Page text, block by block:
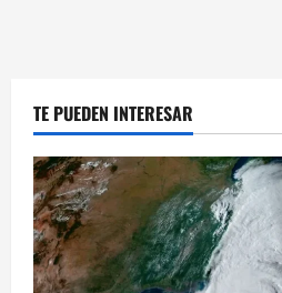
TE PUEDEN INTERESAR